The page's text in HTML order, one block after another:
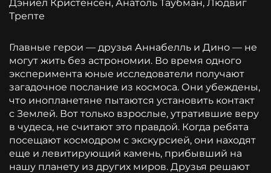
Дэниел Кристенсен, Анатоль Таубман, Людвиг
Трепте
Главные герои — друзья Аннабелль и Дино — не
могут жить без астрономии. Во время одного
эксперимента юные исследователи получают
загадочное послание из космоса. Они убеждены,
что инопланетяне пытаются установить контакт
с Землей. Вот только взрослые, утратившие веру
в чудеса, не считают это правдой. Когда ребята
посещают космодром с экскурсией, они находят
еще и левитирующий камень, прибывший на
нашу планету из других миров. Друзья решают